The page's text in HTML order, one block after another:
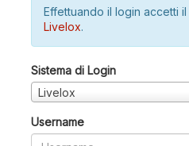
Effettuando il login accetti il
Livelox.
Sistema di Login
Livelox
Username